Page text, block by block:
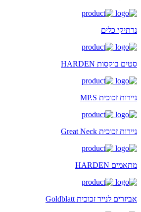
נרתיקי כלים
סטים בוקסות HARDEN
ניירות זכוכית MP.S
ניירות זכוכית Great Neck
מתאמים HARDEN
אביזרים לנייר זכוכית Goldblatt